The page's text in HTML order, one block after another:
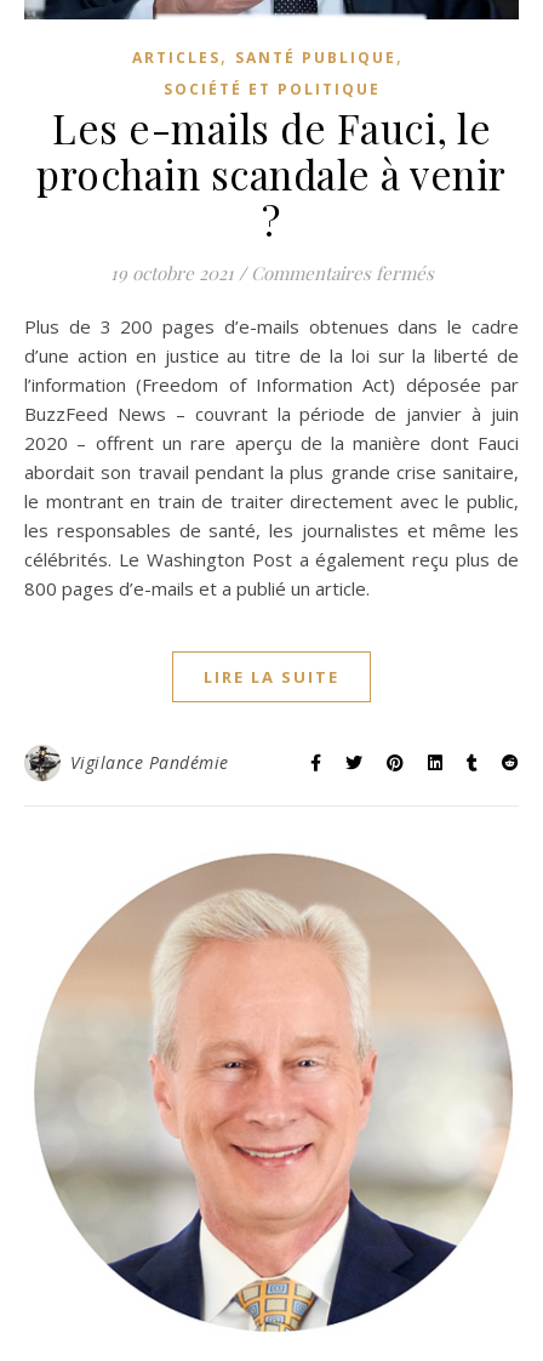
ARTICLES, SANTÉ PUBLIQUE ,
SOCIÉTÉ ET POLITIQUE
Les e-mails de Fauci, le
prochain scandale à venir
?
19 octobre 2021 / Commentaires ferméssur Les e-
Plus de 3 200 pages d’e-mails obtenues dans le cadre
d’une action en justice au titre de la loi sur la liberté de
l’information (Freedom of Information Act) déposée par
BuzzFeed News – couvrant la période de janvier à juin
2020 – offrent un rare aperçu de la manière dont Fauci
abordait son travail pendant la plus grande crise sanitaire,
le montrant en train de traiter directement avec le public,
les responsables de santé, les journalistes et même les
célébrités. Le Washington Post a également reçu plus de
800 pages d’e-mails et a publié un article.
LIRE LA SUITE
Vigilance Pandémie